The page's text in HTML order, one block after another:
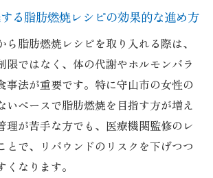
方
空腹対策に医療痩身的脂肪燃焼スー
視点で選ぶ夜食向き脂肪燃焼スー
で安心の夜食レシピとコツを徹底
る脂肪燃焼レシピの効果的な進め方
ら脂肪燃焼レシピを取り入れる際は、
限ではなく、体の代謝やホルモンバラ
事法が重要です。特に守山市の女性の
いペースで脂肪燃焼を目指す方が増え
理が苦手な方でも、医療機関監修のレ
とで、リバウンドのリスクを下げつつ
なります。